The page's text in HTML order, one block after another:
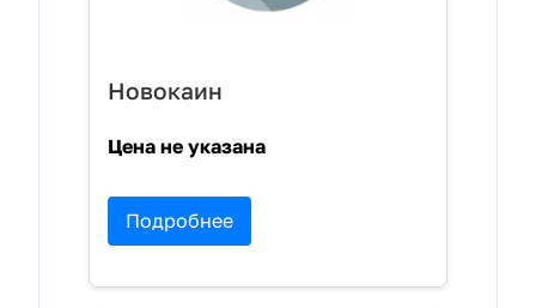
Новокаин
Цена не указана
Подробнее